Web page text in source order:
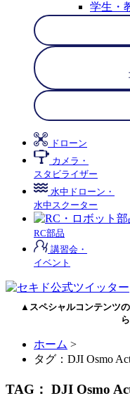
学生・
ドローン
カメラ・
スタビライザー
水中ドローン・
水中スクーター
RC部品
講習会・
イベント
▲スペシャルコンテンツ
ホーム >
タグ：DJI Osmo
TAG： DJI Osmo